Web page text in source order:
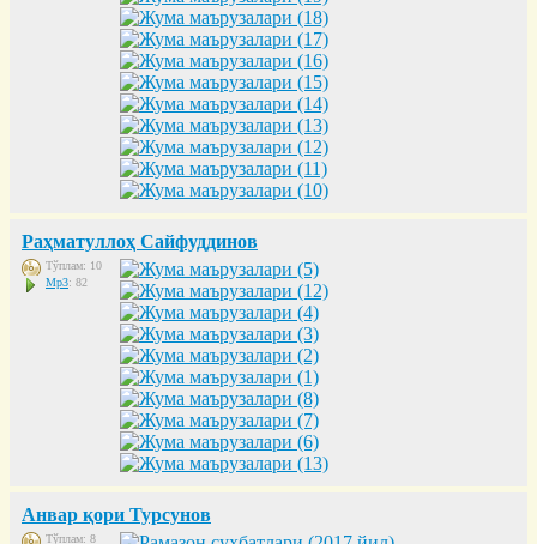
Раҳматуллоҳ Сайфуддинов
Тўплам: 10
Mp3: 82
Анвар қори Турсунов
Тўплам: 8